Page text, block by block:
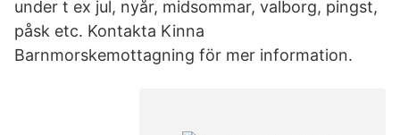
under t ex jul, nyår, midsommar, valborg, pingst,
påsk etc. Kontakta Kinna
Barnmorskemottagning för mer information.